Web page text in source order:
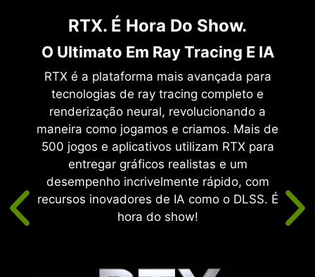
e
RTX. É Hora Do Show.
O Ultimato Em Ray Tracing E IA
RTX é a plataforma mais avançada para
tecnologias de ray tracing completo e
renderização neural, revolucionando a
maneira como jogamos e criamos. Mais de
500 jogos e aplicativos utilizam RTX para
entregar gráficos realistas e um
desempenho incrivelmente rápido, com
recursos inovadores de IA como o DLSS. É
hora do show!